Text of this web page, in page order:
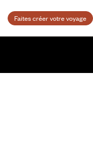
Faites créer votre voyage